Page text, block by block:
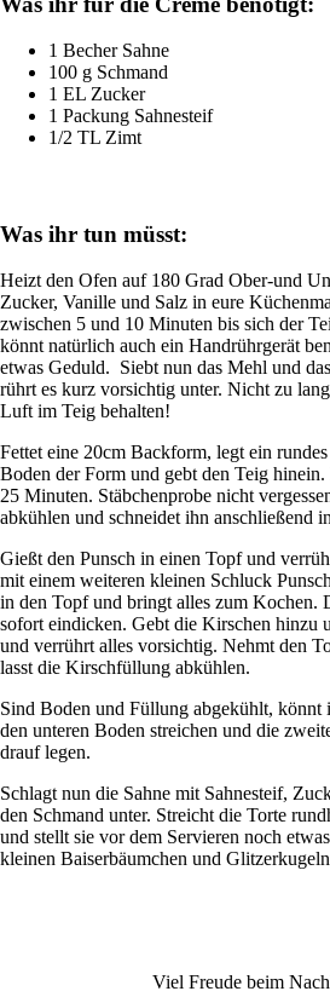
1 Becher Sahne
100 g Schmand
1 EL Zucker
1 Packung Sahnesteif
1/2 TL Zimt
Was ihr tun müsst:
Heizt den Ofen auf 180 Grad Ober-und
Zucker, Vanille und Salz in eure
zwischen 5 und 10 Minuten bis sich der
könnt natürlich auch ein Handrührgerät
etwas Geduld. Siebt nun das Mehl und
rührt es kurz vorsichtig unter. Nicht zu
Luft im Teig behalten!
Fettet eine 20cm Backform, legt ein
Boden der Form und gebt den Teig
25 Minuten. Stäbchenprobe nicht
abkühlen und schneidet ihn anschließend
Gießt den Punsch in einen Topf und
mit einem weiteren kleinen Schluck
in den Topf und bringt alles zum Kochen.
sofort eindicken. Gebt die Kirschen hinzu
und verrührt alles vorsichtig. Nehmt den
lasst die Kirschfüllung abkühlen.
Sind Boden und Füllung abgekühlt, könnt
den unteren Boden streichen und die
drauf legen.
Schlagt nun die Sahne mit Sahnesteif,
den Schmand unter. Streicht die Torte
und stellt sie vor dem Servieren noch
kleinen Baiserbäumchen und
Viel Freude beim